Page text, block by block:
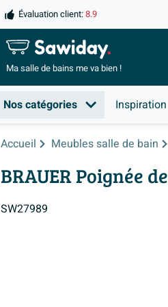
Évaluation client:8.9
Ma salle debains me va bien !
Nos catégories Inspiration
Accueil Meubles salle de bain
BRAUER Poignée
SW27989